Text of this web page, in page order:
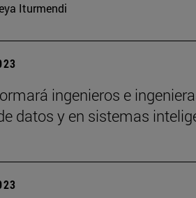
Iturmendi
ingenieros e
datos y en sistemas